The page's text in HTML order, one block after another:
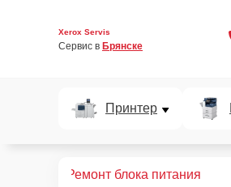
Xerox Servis
Сервис в Брянске
Принтер
Ремонт блока питания